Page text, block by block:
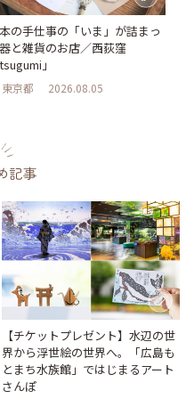
の手仕事の「いま」が詰まっ
と雑貨のお店／西荻窪
tsugumi」
東京都 2026.08.05
記事
【チケットプレゼント】水辺の世
界から浮世絵の世界へ。「広島も
とまち水族館」ではじまるアート
さんぽ